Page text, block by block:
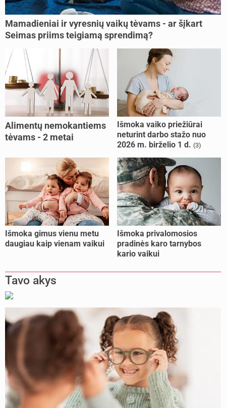
Mamadieniai ir vyresnių vaikų tėvams - ar šįkart
Seimas priims teigiamą sprendimą?
Alimentų nemokantiems
tėvams - 2 metai
Išmoka vaiko priežiūrai
neturint darbo stažo nuo
2026 m. birželio 1 d. (3)
Išmoka gimus vienu metu
daugiau kaip vienam vaikui
Išmoka privalomosios
pradinės karo tarnybos
kario vaikui
Tavo akys